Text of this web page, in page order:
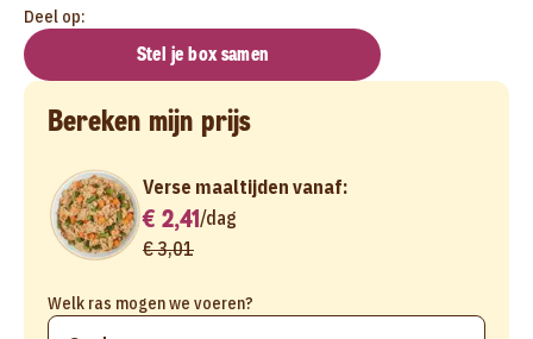
Deel op:
Stel je box samen
Bereken mijn prijs
Welk ras mogen we voeren?
Verse maaltijden vanaf:
€ 2,41/dag
€ 3,01